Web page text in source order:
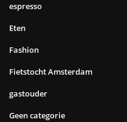
espresso
Eten
Fashion
Fietstocht Amsterdam
gastouder
Geen categorie